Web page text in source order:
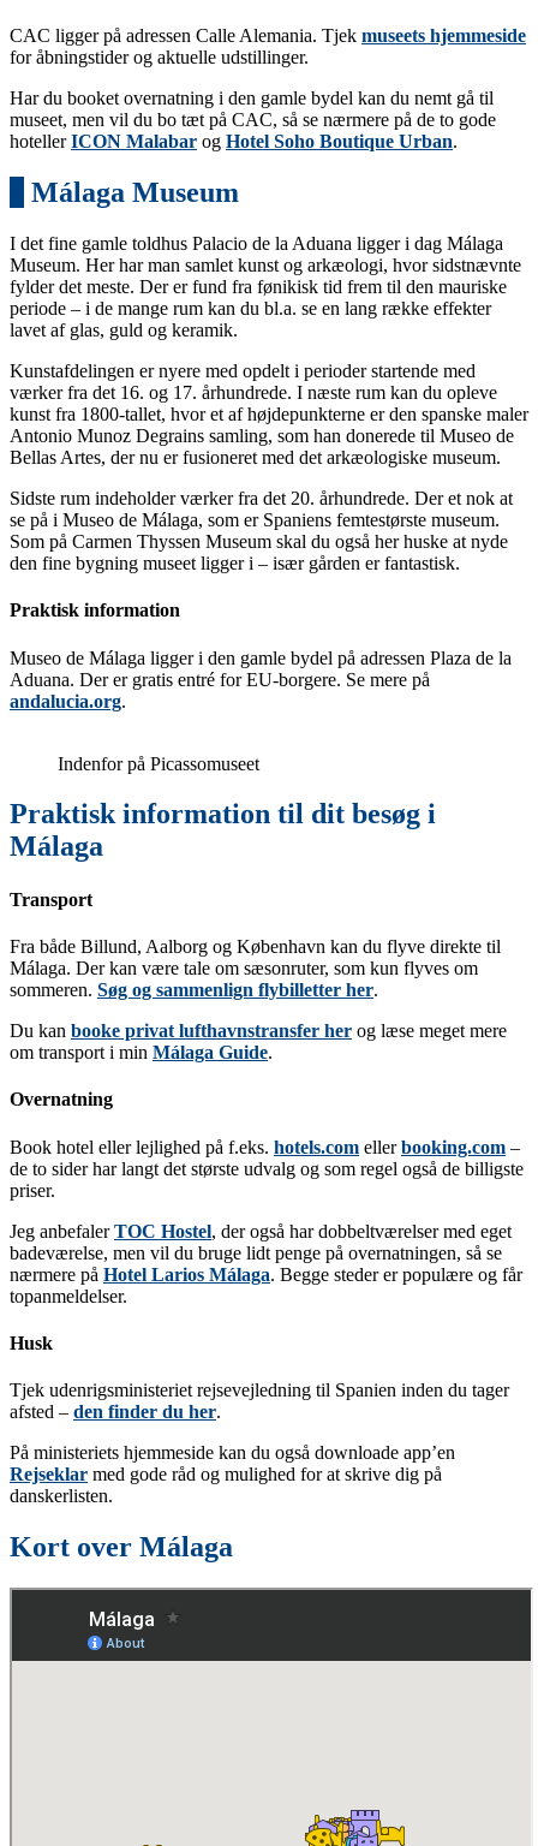
CAC ligger på adressen Calle Alemania. Tjek museets hjemmeside
for åbningstider og aktuelle udstillinger.
Har du booket overnatning i den gamle bydel kan du nemt gå til
museet, men vil du bo tæt på CAC, så se nærmere på de to gode
hotellerICON Malabar og Hotel Soho Boutique Urban.
Málaga Museum
I det fine gamle toldhus Palacio de la Aduana ligger i dag Málaga
Museum. Her har man samlet kunst og arkæologi, hvor sidstnævnte
fylder det meste. Der er fund fra fønikisk tid frem til den mauriske
periode – i de mange rum kan du bl.a. se en lang række effekter
lavet af glas, guld og keramik.
Kunstafdelingen er nyere med opdelt i perioder startende med
værker fra det 16. og 17. århundrede. I næste rum kan du opleve
kunst fra 1800-tallet, hvor et af højdepunkterne er den spanske maler
Antonio Munoz Degrains samling, som han donerede til Museo de
Bellas Artes, der nu er fusioneret med det arkæologiske museum.
Sidste rum indeholder værker fra det 20. århundrede. Der et nok at
se på i Museo de Málaga, som er Spaniens femtestørste museum.
Som på Carmen Thyssen Museum skal du også her huske at nyde
den fine bygning museet ligger i – især gården er fantastisk.
Praktisk information
Museo de Málaga ligger i den gamle bydel på adressen Plaza de la
Aduana. Der er gratis entré for EU-borgere. Se mere på
andalucia.org.
Indenfor på Picassomuseet
Praktisk information til dit besøg i
Málaga
Transport
Fra både Billund, Aalborg og København kan du flyve direkte til
Málaga. Der kan være tale om sæsonruter, som kun flyves om
sommeren. Søg og sammenlign flybilletter her.
Du kan booke privat lufthavnstransfer her og læse meget mere
om transport i min Málaga Guide.
Overnatning
Book hotel eller lejlighed på f.eks. hotels.com ellerbooking.com –
de to sider har langt det største udvalg og som regel også de billigste
priser.
Jeg anbefalerTOC Hostel, der også har dobbeltværelser med eget
badeværelse, men vil du bruge lidt penge på overnatningen, så se
nærmere på Hotel Larios Málaga. Begge steder er populære og får
topanmeldelser.
Husk
Tjek udenrigsministeriet rejsevejledning til Spanien inden du tager
afsted – den finder du her.
På ministeriets hjemmeside kan du også downloade app’en
Rejseklar med gode råd og mulighed for at skrive dig på
danskerlisten.
Kort over Málaga